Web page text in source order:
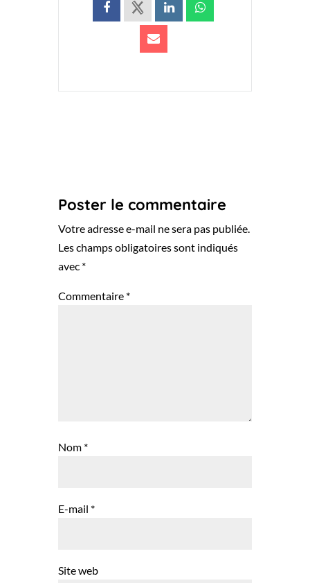
Poster le commentaire
Votre adresse e-mail ne sera pas publiée.
Les champs obligatoires sont indiqués
avec *
Commentaire *
Nom *
E-mail *
Site web